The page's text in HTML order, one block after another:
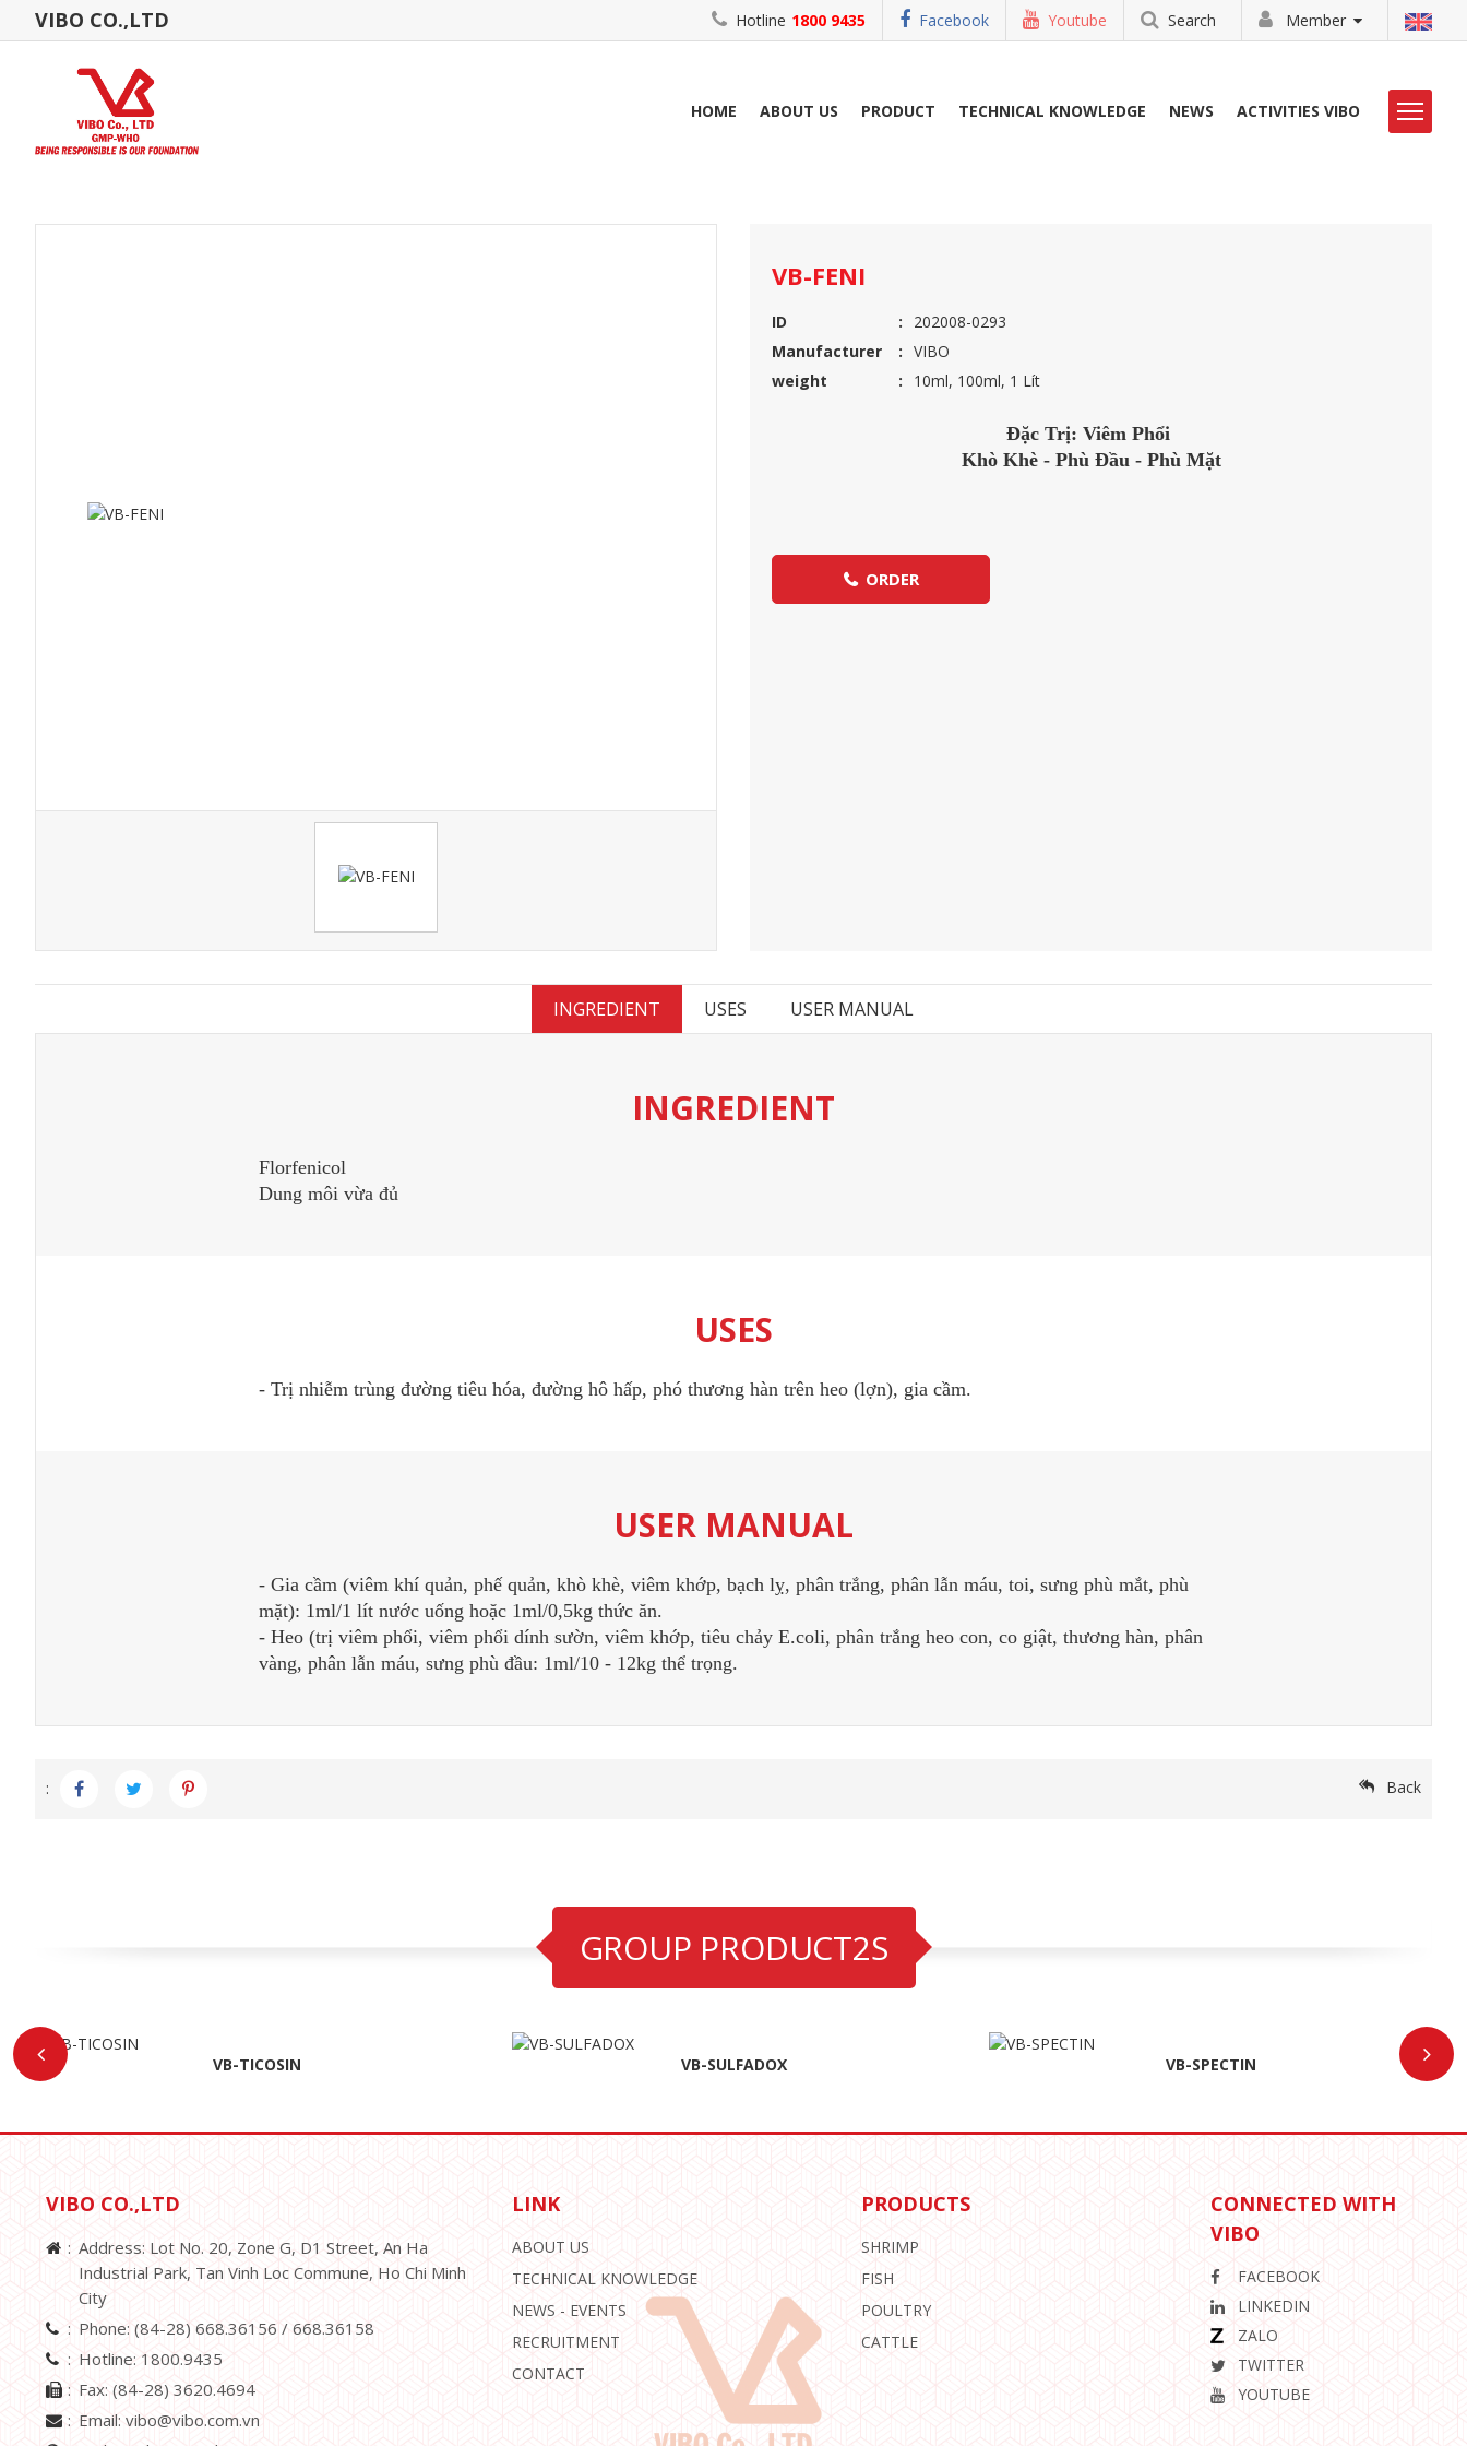
VIBO CO.,LTD Hotline 1800 9435 Facebook Youtube Search Member
HOME ABOUT US PRODUCT TECHNICAL KNOWLEDGE NEWS ACTIVITIES VIBO
Home Page Product2 List
VB-FENI
ID
202008-0293
Manufacturer
VIBO
weight
10ml, 100ml, 1 Lít
Đặc Trị: Viêm Phổi
Khò Khè - Phù Đầu - Phù Mặt
ORDER
INGREDIENT USES USER MANUAL
INGREDIENT
Florfenicol
Dung môi vừa đủ
USES
- Trị nhiễm trùng đường tiêu hóa, đường hô hấp, phó thương hàn trên heo (lợn), gia cầm.
USER MANUAL
- Gia cầm (viêm khí quản, phế quản, khò khè, viêm khớp, bạch lỵ, phân trắng, phân lẫn máu, toi, sưng phù mắt, phù
mặt): 1ml/1 lít nước uống hoặc 1ml/0,5kg thức ăn.
- Heo (trị viêm phổi, viêm phổi dính sườn, viêm khớp, tiêu chảy E.coli, phân trắng heo con, co giật, thương hàn, phân
vàng, phân lẫn máu, sưng phù đầu: 1ml/10 - 12kg thể trọng.
: Back
GROUP PRODUCT2S
VB-TICOSIN VB-SULFADOX VB-SPECTIN
VIBO CO.,LTD
Address: Lot No. 20, Zone G, D1 Street, An Ha
Industrial Park, Tan Vinh Loc Commune, Ho Chi Minh
City
Phone: (84-28) 668.36156 / 668.36158
Hotline: 1800.9435
Fax: (84-28) 3620.4694
Email: vibo@vibo.com.vn
LINK
ABOUT US
TECHNICAL KNOWLEDGE
NEWS - EVENTS
RECRUITMENT
CONTACT
PRODUCTS
SHRIMP
FISH
POULTRY
CATTLE
CONNECTED WITH
VIBO
FACEBOOK
LINKEDIN
ZALO
TWITTER
YOUTUBE